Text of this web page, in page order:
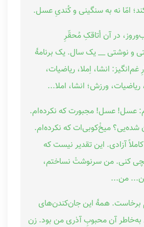
امّا نه به سنگینی و کُندیِ عسل.
در آن اُتاقکِ مُحقّرِ
و نوشتی __ یک سال. یک برنامهٔ
انشا، اِملا، ریاضیات،
ریاضیات، ورزش؛ انشا، املا...
عسل! عسل! مجبورت که نکرده‌ام.
شده‌یی؟ میخْ‌کوبی‌ات که نکرده‌ام.
آزادی. این تقدیر نیست که
کنی. من سرنوشتْ نساختم،
من...
برخاست. همهٔ این جان‌کندن‌های
آن محبوبِ آذری من بود. زن